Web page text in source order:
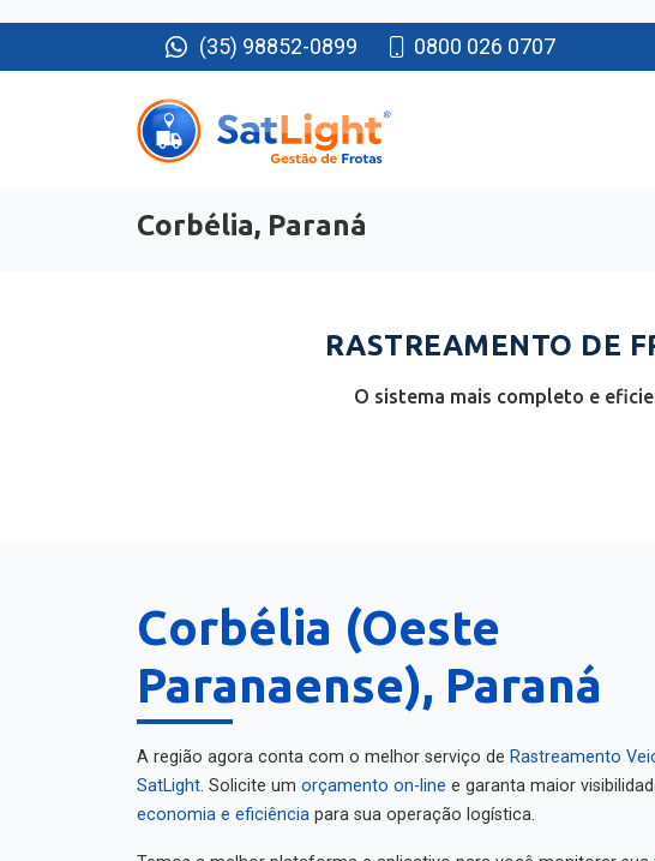
(35) 98852-0899 0800 026 0707
Corbélia, Paraná
RASTREAMENTO DE
O sistema mais completo e
Corbélia (Oeste
Paranaense), Paraná
A região agora conta com o melhor serviço de Rastreamento
SatLight
. Solicite um orçamento on-line
e garanta maior
economia e eficiência
para sua operação logística.
Temos a melhor plataforma e aplicativo para você monitorar sua